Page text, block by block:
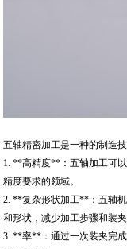
五轴精密加工是一种的制造
1. **高精度**：五轴加工可
精度要求的领域。
2. **复杂形状加工**：五轴
和形状，减少加工步骤和装夹
3. **率**：通过一次装夹完